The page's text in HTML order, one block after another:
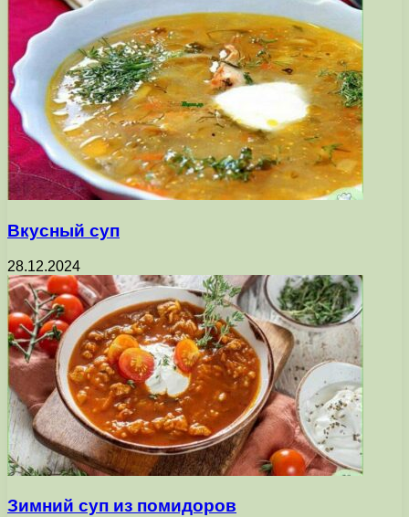
Вкусный суп
28.12.2024
Зимний суп из помидоров